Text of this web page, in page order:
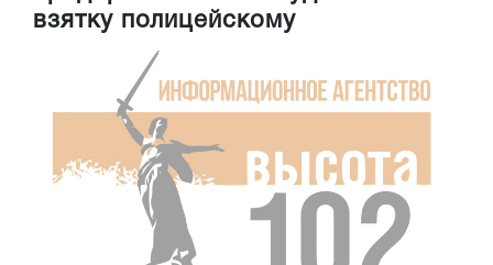
взятку полицейскому